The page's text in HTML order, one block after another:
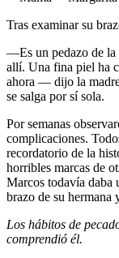
Tras examinar su
—Es un pedazo de la
allí. Una fina piel ha
ahora — dijo la
se salga por sí sola.
Por semanas
complicaciones.
recordatorio de la
horribles marcas de
Marcos todavía daba
brazo de su hermana
Los hábitos de
comprendió él.